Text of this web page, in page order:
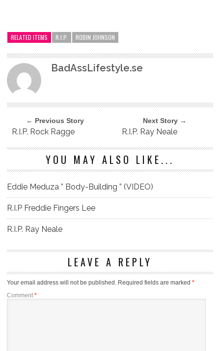
RELATED ITEMS R.I.P. ROBIN JOHNSON
BadAssLifestyle.se
← Previous Story
R.I.P. Rock Ragge
Next Story →
R.I.P. Ray Neale
YOU MAY ALSO LIKE...
Eddie Meduza ” Body-Building ” (VIDEO)
R.I.P Freddie Fingers Lee
R.I.P. Ray Neale
LEAVE A REPLY
Your email address will not be published. Required fields are marked *
Comment *